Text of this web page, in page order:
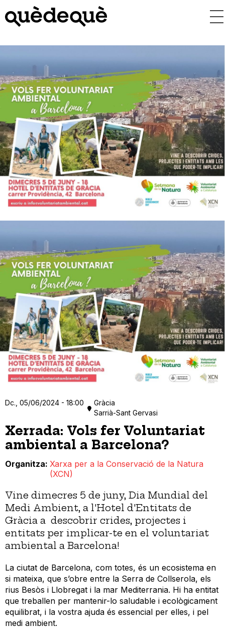
contingut
Dc., 05/06/2024 - 18:00
Gràcia
Sarrià-Sant Gervasi
Xerrada: Vols fer Voluntariat
ambiental a Barcelona?
Organitza Xarxa per a la Conservació de la Natura
(XCN)
Vine dimecres 5 de juny, Dia Mundial del
Medi Ambient, a l'Hotel d'Entitats de
Gràcia a descobrir crides, projectes i
entitats per implicar-te en el voluntariat
ambiental a Barcelona!
La ciutat de Barcelona, com totes, és un ecosistema en
si mateixa, que s’obre entre la Serra de Collserola, els
rius Besòs i Llobregat i la mar Mediterrania. Hi ha entitat
que treballen per mantenir-lo saludable i ecològicament
equilibrat, i la vostra ajuda és essencial per elles, i pel
medi ambient.